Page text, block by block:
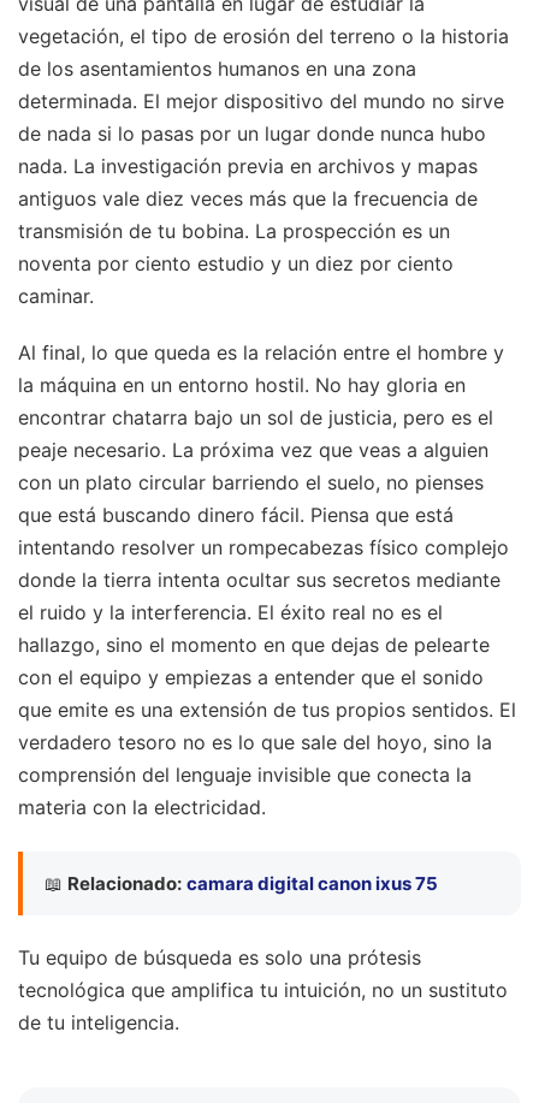
vegetación, el tipo de erosión del terreno o la historia
de los asentamientos humanos en una zona
determinada. El mejor dispositivo del mundo no sirve
de nada si lo pasas por un lugar donde nunca hubo
nada. La investigación previa en archivos y mapas
antiguos vale diez veces más que la frecuencia de
transmisión de tu bobina. La prospección es un
noventa por ciento estudio y un diez por ciento
caminar.
Al final, lo que queda es la relación entre el hombre y
la máquina en un entorno hostil. No hay gloria en
encontrar chatarra bajo un sol de justicia, pero es el
peaje necesario. La próxima vez que veas a alguien
con un plato circular barriendo el suelo, no pienses
que está buscando dinero fácil. Piensa que está
intentando resolver un rompecabezas físico complejo
donde la tierra intenta ocultar sus secretos mediante
el ruido y la interferencia. El éxito real no es el
hallazgo, sino el momento en que dejas de pelearte
con el equipo y empiezas a entender que el sonido
que emite es una extensión de tus propios sentidos. El
verdadero tesoro no es lo que sale del hoyo, sino la
comprensión del lenguaje invisible que conecta la
materia con la electricidad.
📖 Relacionado: camara digital canon ixus 75
Tu equipo de búsqueda es solo una prótesis
tecnológica que amplifica tu intuición, no un sustituto
de tu inteligencia.